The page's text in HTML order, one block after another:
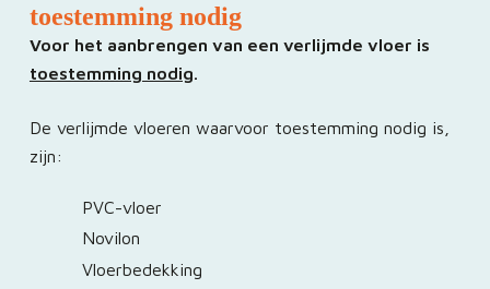
toestemming nodig
Voor het aanbrengen van een verlijmde vloer is
toestemming nodig.
De verlijmde vloeren waarvoor toestemming nodig is,
zijn:
PVC-vloer
Novilon
Vloerbedekking